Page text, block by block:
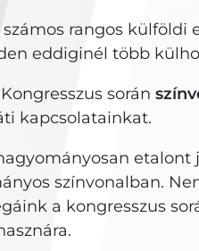
rangos
eddiginél több
során
kapcsolatainkat.
etalont
színvonalban.
a kongresszus